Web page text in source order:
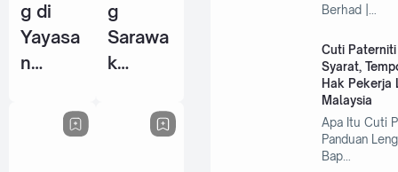
g di
Yayasa
n
n Johor
g
Sarawa
k
Perfor
Cuti
Syarat,
Hak Pekerja
Malaysia
Apa Itu Cuti
Panduan
Bap…